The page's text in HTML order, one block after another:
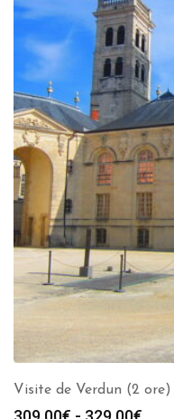
Visite de Verdun (2